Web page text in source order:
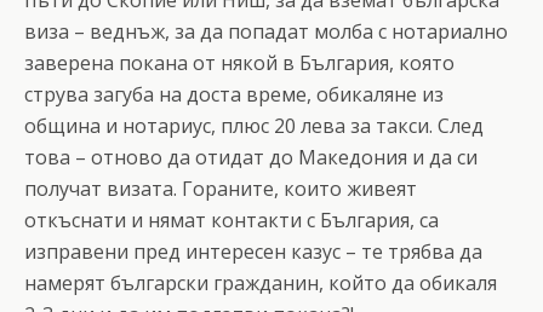
виза – веднъж, за да попадат молба с нотариално
заверена покана от някой в България, която
струва загуба на доста време, обикаляне из
община и нотариус, плюс 20 лева за такси. След
това – отново да отидат до Македония и да си
получат визата. Гораните, които живеят
откъснати и нямат контакти с България, са
изправени пред интересен казус – те трябва да
намерят български гражданин, който да обикаля